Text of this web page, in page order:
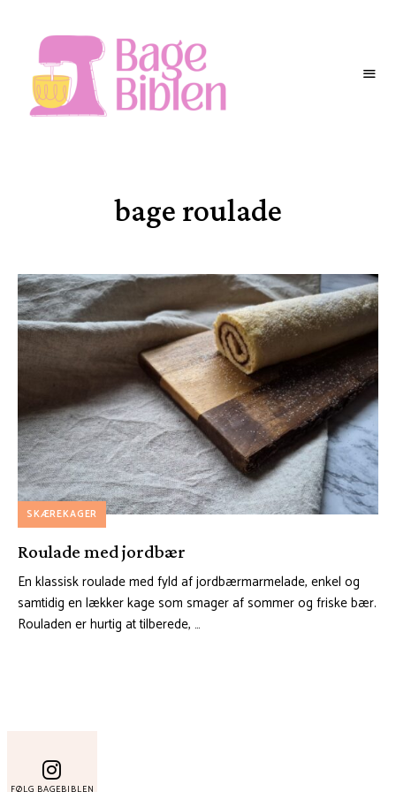
bage roulade
SKÆREKAGER
Roulade med jordbær
En klassisk roulade med fyld af jordbærmarmelade, enkel og
samtidig en lækker kage som smager af sommer og friske bær.
Rouladen er hurtig at tilberede, …